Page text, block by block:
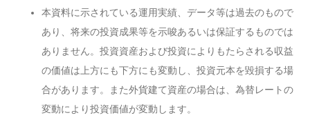
本資料に示されている運用実績、データ等は過去のもので
あり、将来の投資成果等を示唆あるいは保証するものでは
ありません。投資資産および投資によりもたらされる収益
の価値は上方にも下方にも変動し、投資元本を毀損する場
合があります。また外貨建て資産の場合は、為替レートの
変動により投資価値が変動します。